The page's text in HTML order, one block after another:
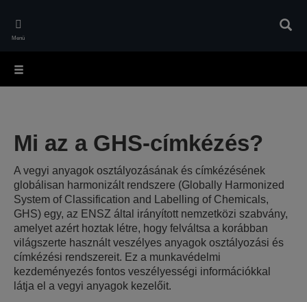
main
Menü
Mi az a GHS-címkézés?
A vegyi anyagok osztályozásának és címkézésének
globálisan harmonizált rendszere (Globally Harmonized
System of Classification and Labelling of Chemicals,
GHS) egy, az ENSZ által irányított nemzetközi szabvány,
amelyet azért hoztak létre, hogy felváltsa a korábban
világszerte használt veszélyes anyagok osztályozási és
címkézési rendszereit. Ez a munkavédelmi
kezdeményezés fontos veszélyességi információkkal
látja el a vegyi anyagok kezelőit.